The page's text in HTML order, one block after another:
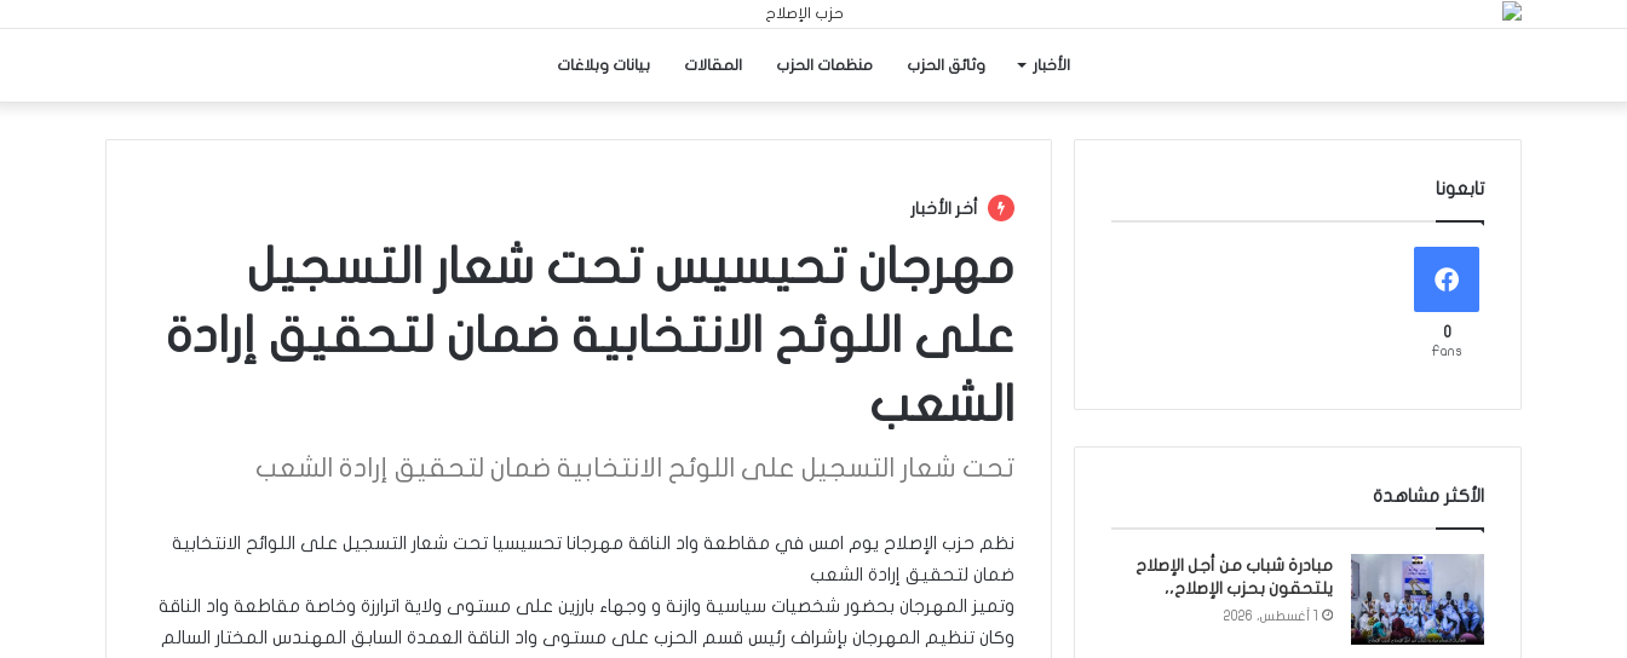
الأخبار وثائق الحزب منظمات الحزب المقالات بيانات وبلاغات
أخر الأخبار
مهرجان تحيسيس تحت شعار التسجيل
على اللوئح الانتخابية ضمان لتحقيق إرادة
الشعب
تحت شعار التسجيل على اللوئح الانتخابية ضمان لتحقيق إرادة الشعب
نظم حزب الإصلاح يوم امس في مقاطعة واد الناقة مهرجانا تحسيسيا تحت شعار التسجيل على اللوائح الانتخابية
ضمان لتحقيق إرادة الشعب
وتميز المهرجان بحضور شخصيات سياسية وازنة و وجهاء بارزين على مستوى ولاية اترارزة وخاصة مقاطعة واد الناقة
وكان تنظيم المهرجان بإشراف رئيس قسم الحزب على مستوى واد الناقة العمدة السابق المهندس المختار السالم
تابعونا
0
Fans
الأكثر مشاهدة
مبادرة شباب من أجل الإصلاح
يلتحقون بحزب الإصلاح،،